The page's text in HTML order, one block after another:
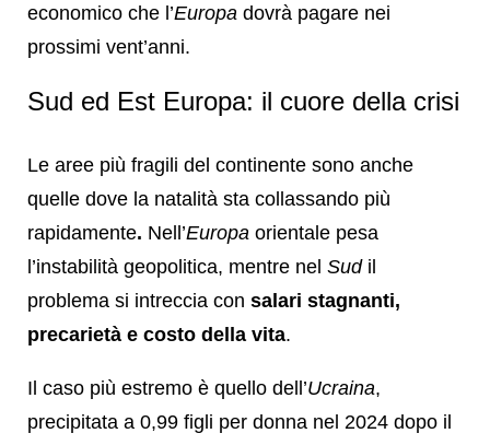
economico che l’Europa dovrà pagare nei
prossimi vent’anni.
Sud ed Est Europa: il cuore della crisi
Le aree più fragili del continente sono anche
quelle dove la natalità sta collassando più
rapidamente. Nell’Europa orientale pesa
l’instabilità geopolitica, mentre nel Sud il
problema si intreccia con salari stagnanti,
precarietà e costo della vita.
Il caso più estremo è quello dell’Ucraina,
precipitata a 0,99 figli per donna nel 2024 dopo il